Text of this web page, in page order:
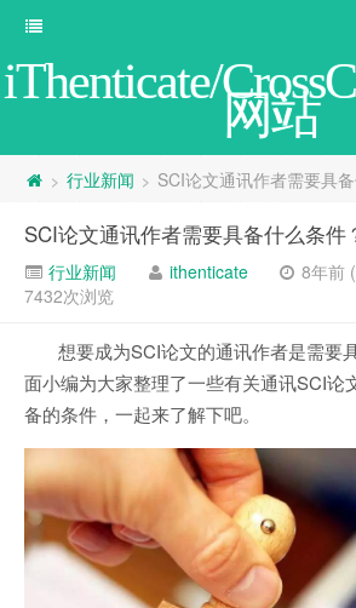
iThenticate/
网站
> 行业新闻 > SCI论文通讯作者需要具
SCI论文通讯作者需要具备什么条件
行业新闻 ithenticate
8年前
7432次浏览
想要成为SCI论文的通讯作者是需要
面小编为大家整理了一些有关通讯SCI论
备的条件，一起来了解下吧。